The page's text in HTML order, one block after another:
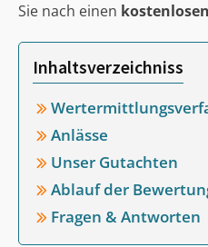
Sie nach einen
Inhaltsverzeichniss
Anlässe
Unser Gutachten
Ablauf der
Fragen & Antworten